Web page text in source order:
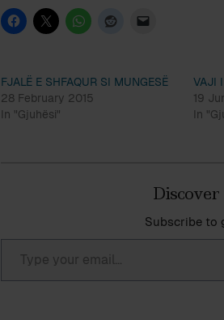
FJALË E SHFAQUR SI MUNGESË
28 February 2015
In "Gjuhësi"
VAJI
19
In
Discover
Subscribe to
Type your email…